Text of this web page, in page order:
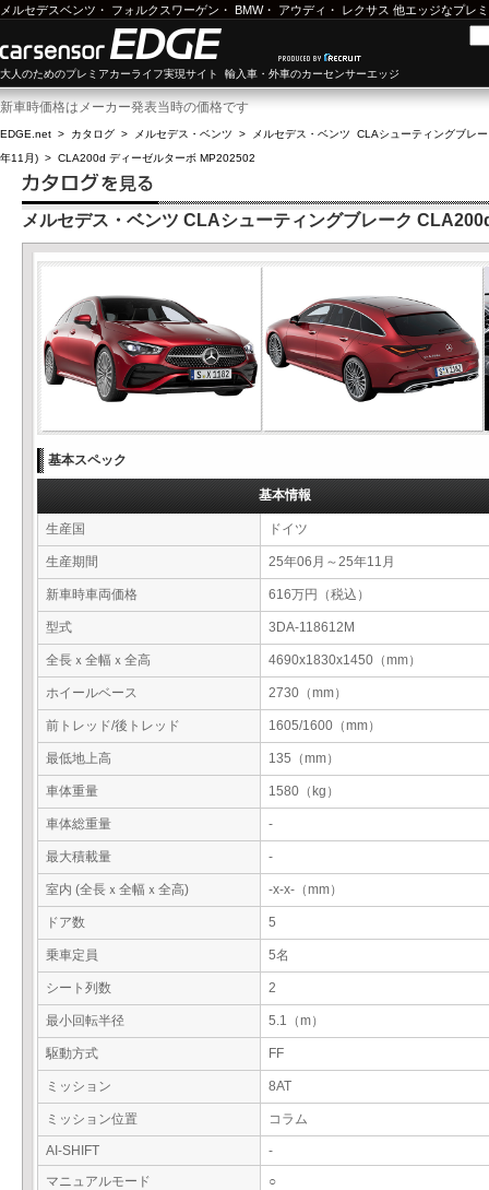
メルセデスベンツ ・ フォルクスワーゲン ・ BMW・ アウディ ・ レクサス 他エッジなプレ
大人のためのプレミアカーライフ実現サイト 輸入車・外車のカーセンサーエッジ
新車時価格はメーカー発表当時の価格です
EDGE.net > カタログ > メルセデス・ベンツ >
メルセデス・ベンツ CLAシューティングブレ
年11月) > CLA200d ディーゼルターボ MP202502
メルセデス・ベンツ CLAシューティングブレーク
基本スペック
基本情報
生産国 ドイツ
生産期間 25年06月～25年11月
新車時車両価格 616万円（税込）
型式 3DA-118612M
全長ｘ全幅ｘ全高 4690x1830x1450（mm）
ホイールベース 2730（mm）
前トレッド/後トレッド 1605/1600（mm）
最低地上高 135（mm）
車体重量 1580（kg）
車体総重量 -
最大積載量 -
室内 (全長ｘ全幅ｘ全高) -x-x-（mm）
ドア数 5
乗車定員 5名
シート列数 2
最小回転半径 5.1（m）
駆動方式 FF
ミッション 8AT
ミッション位置 コラム
AI-SHIFT
-
マニュアルモード
○